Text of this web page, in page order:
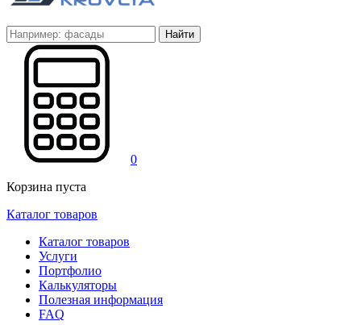
Найти
0
Корзина пуста
Каталог товаров
Каталог товаров
Услуги
Портфолио
Калькуляторы
Полезная информация
FAQ